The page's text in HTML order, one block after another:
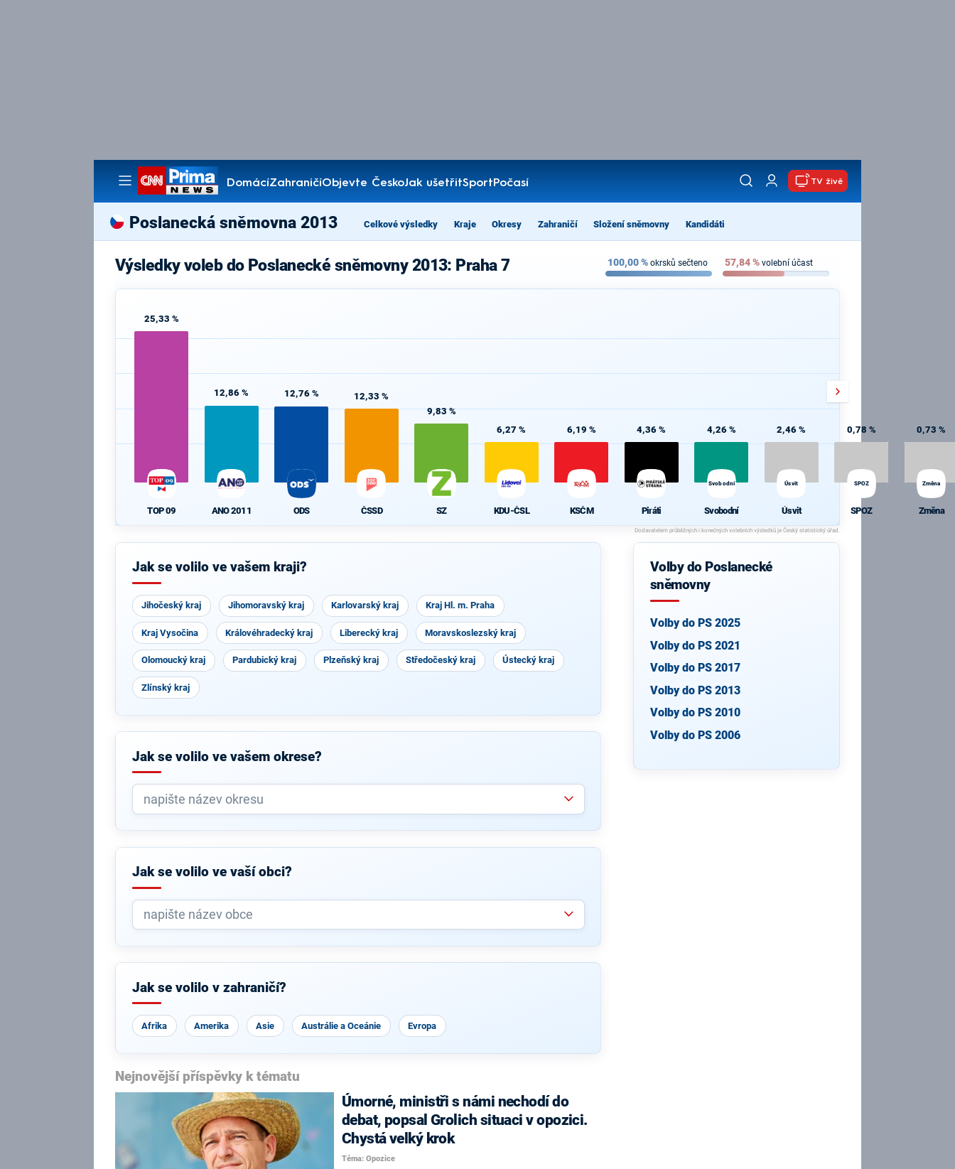
DomácíZahraničíObjevte ČeskoJak ušetřitSportPočasí
Pořady
TV živě
Poslanecká sněmovna 2013 Celkové výsledky Kraje Okresy Zahraničí Složení sněmovny Kandidáti
Výsledky voleb do Poslanecké sněmovny 2013: Praha 7 100,00% okrsků sečteno 57,84% volební účast
25,33 %
TOP 09
12,86 %
ANO 2011
12,76 %
ODS
12,33 %
ČSSD
9,83 %
SZ
6,27 %
KDU-ČSL
6,19 %
KSČM
4,36 %
Piráti
4,26 %
Svobodní
Svobodní
2,46 %
Úsvit
Úsvit
0,78 %
SPOZ
SPOZ
0,73 %
Změna
Změna
Jak se volilo ve vašem kraji?
Jihočeský kraj Jihomoravský kraj Karlovarský kraj Kraj Hl. m. Praha
Kraj Vysočina Královéhradecký kraj Liberecký kraj Moravskoslezský kraj
Olomoucký kraj Pardubický kraj Plzeňský kraj Středočeský kraj Ústecký kraj
Zlínský kraj
Jak se volilo ve vašem okrese?
Jak se volilo ve vaší obci?
Jak se volilo v zahraničí?
Afrika Amerika Asie Austrálie a Oceánie Evropa
Nejnovější příspěvky k tématu
Úmorné, ministři s námi nechodí do
debat, popsal Grolich situaci v opozici.
Chystá velký krok
Téma: Opozice
Volby do Poslanecké
sněmovny
Volby do PS 2025
Volby do PS 2021
Volby do PS 2017
Volby do PS 2013
Volby do PS 2010
Volby do PS 2006